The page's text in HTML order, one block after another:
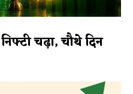
चढ़ा, चौथे दिन